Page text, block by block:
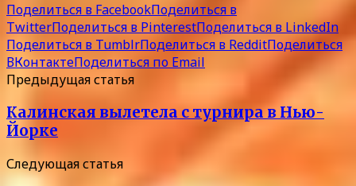
Поделиться в FacebookПоделиться в
TwitterПоделиться в PinterestПоделиться в LinkedIn
Поделиться в TumblrПоделиться в RedditПоделиться
ВКонтактеПоделиться по Email
Предыдущая статья
Калинская вылетела с турнира в Нью-
Йорке
Следующая статья